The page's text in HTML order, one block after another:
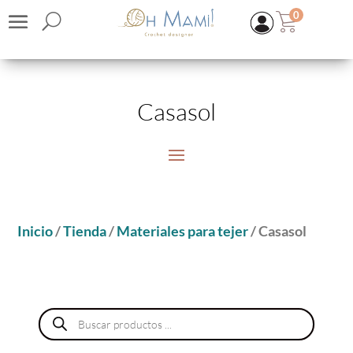
0
Casasol
Inicio/Tienda/Materiales para tejer/ Casasol
Búsqueda
de
productos
16,00€(IVA inc.) + ADD